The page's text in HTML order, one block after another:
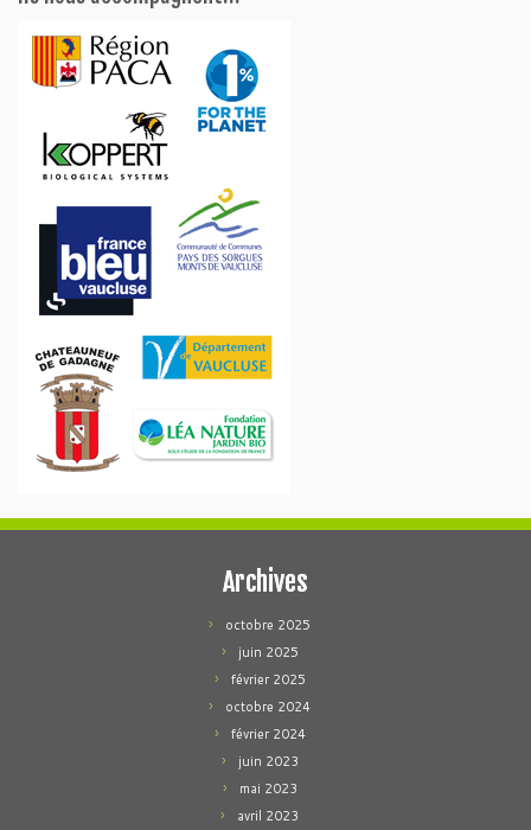
Archives
octobre 2025
juin 2025
février 2025
octobre 2024
février 2024
juin 2023
mai 2023
avril 2023